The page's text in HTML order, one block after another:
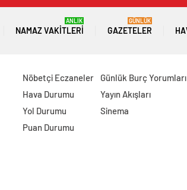
NAMAZ VAKITLERI
ANLIK
GAZETELER
GÜNLÜK
Nöbetçi Eczaneler
Hava Durumu
Yol Durumu
Puan Durumu
Günlük Burç Yorumları
Yayın Akışları
Sinema